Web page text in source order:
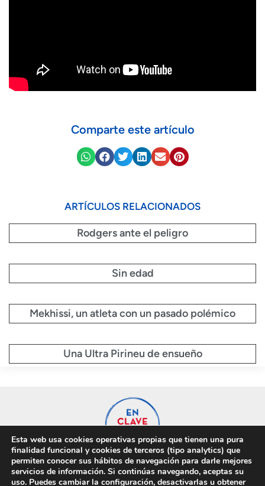
Comparte este artículo
ARTÍCULOS RELACIONADOS
Rodgers ante el peligro
Sin edad
Mekhissi, un atleta con un pasado polémico
Una Ultra Pirineu de ensueño
Privacidad Cookies
Esta web usa cookies operativas propias que tienen una pura
finalidad funcional y cookies de terceros (tipo analytics) que
permiten conocer sus hábitos de navegación para darle mejores
servicios de información. Si continúas navegando, aceptas su
uso. Puedes cambiar la configuración, desactivarlas u obtener